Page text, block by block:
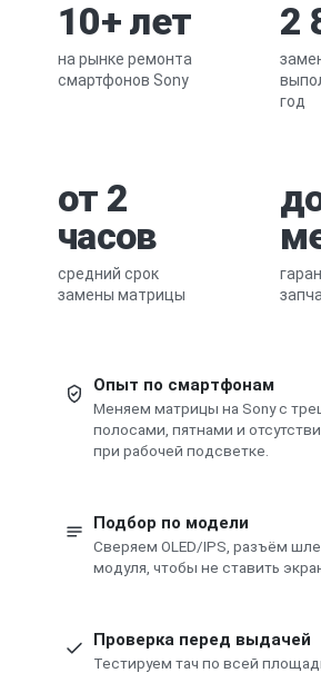
10+ лет
на рынке ремонта
смартфонов Sony
2
год
от 2
часов
средний срок
замены матрицы
Опыт по смартфонам
Меняем матрицы на Sony с
полосами, пятнами и
при рабочей подсветке.
Подбор по модели
Сверяем OLED/IPS, разъём
модуля, чтобы не ставить экран
Проверка перед выдачей
Тестируем тач по всей